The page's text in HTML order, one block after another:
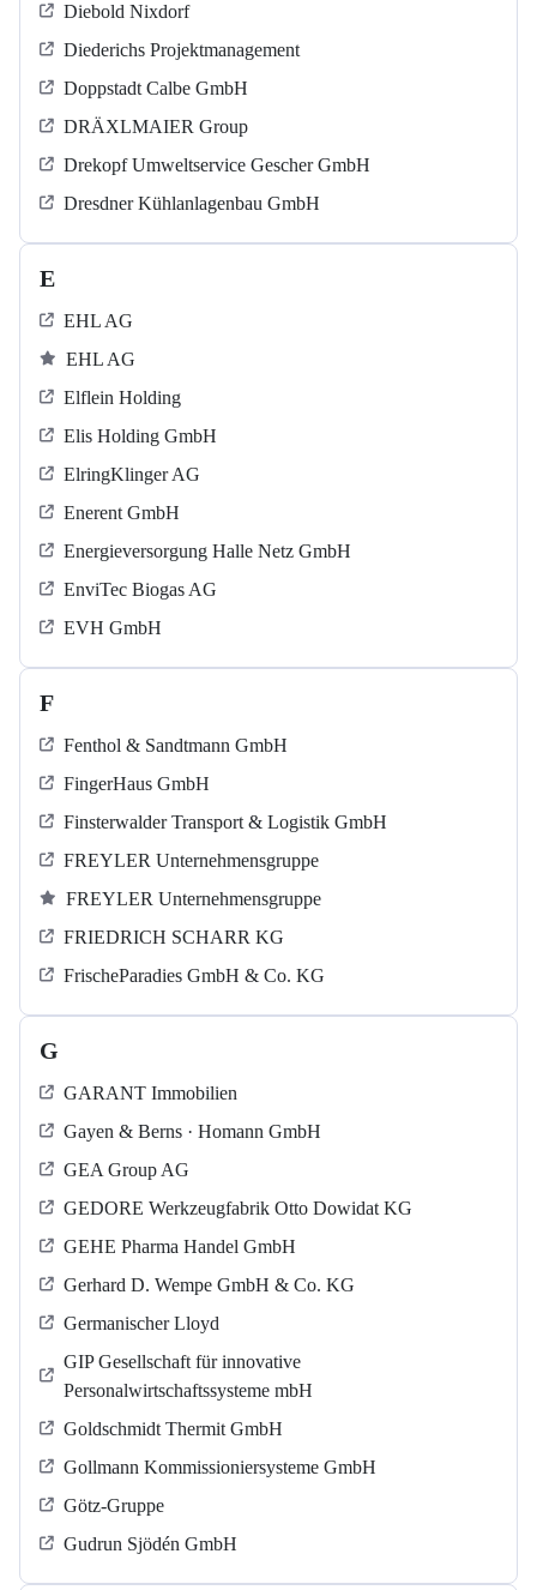
Diebold Nixdorf
Diederichs Projektmanagement
Doppstadt Calbe GmbH
DRÄXLMAIER Group
Drekopf Umweltservice Gescher GmbH
Dresdner Kühlanlagenbau GmbH
E
EHL AG
EHL AG
Elflein Holding
Elis Holding GmbH
ElringKlinger AG
Enerent GmbH
Energieversorgung Halle Netz GmbH
EnviTec Biogas AG
EVH GmbH
F
Fenthol & Sandtmann GmbH
FingerHaus GmbH
Finsterwalder Transport & Logistik GmbH
FREYLER Unternehmensgruppe
FREYLER Unternehmensgruppe
FRIEDRICH SCHARR KG
FrischeParadies GmbH & Co. KG
G
GARANT Immobilien
Gayen & Berns · Homann GmbH
GEA Group AG
GEDORE Werkzeugfabrik Otto Dowidat KG
GEHE Pharma Handel GmbH
Gerhard D. Wempe GmbH & Co. KG
Germanischer Lloyd
GIP Gesellschaft für innovative
Personalwirtschaftssysteme mbH
Goldschmidt Thermit GmbH
Gollmann Kommissioniersysteme GmbH
Götz-Gruppe
Gudrun Sjödén GmbH